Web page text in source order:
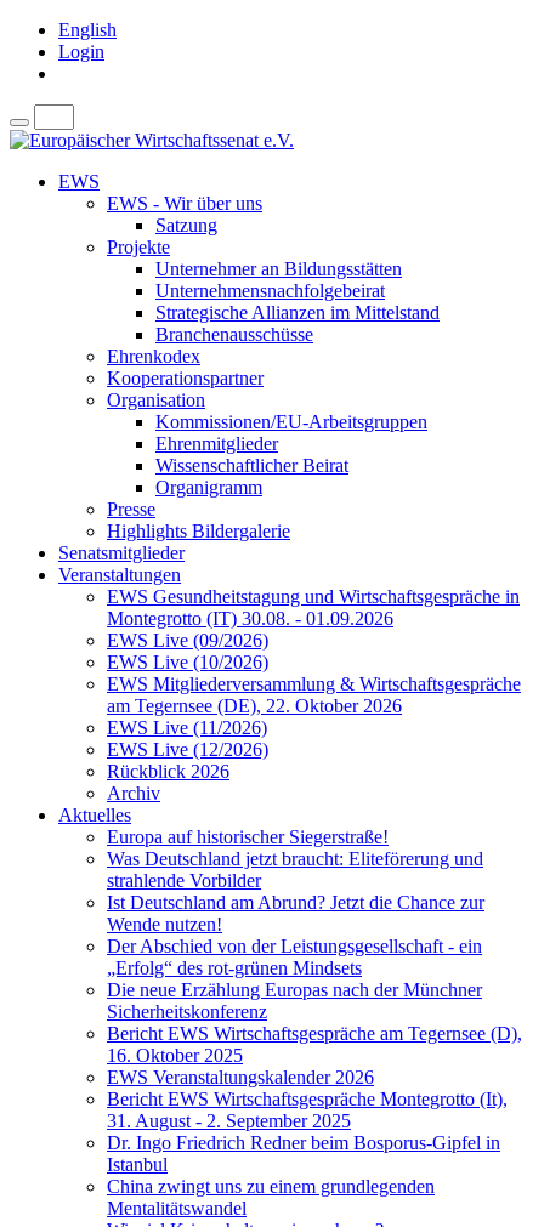
English
Login
EWS
EWS - Wir über uns
Satzung
Projekte
Unternehmer an Bildungsstätten
Unternehmensnachfolgebeirat
Strategische Allianzen im Mittelstand
Branchenausschüsse
Ehrenkodex
Kooperationspartner
Organisation
Kommissionen/EU-Arbeitsgruppen
Ehrenmitglieder
Wissenschaftlicher Beirat
Organigramm
Presse
Highlights Bildergalerie
Senatsmitglieder
Veranstaltungen
EWS Gesundheitstagung und Wirtschaftsgespräche in
Montegrotto (IT) 30.08. - 01.09.2026
EWS Live (09/2026)
EWS Live (10/2026)
EWS Mitgliederversammlung & Wirtschaftsgespräche
am Tegernsee (DE), 22. Oktober 2026
EWS Live (11/2026)
EWS Live (12/2026)
Rückblick 2026
Archiv
Aktuelles
Europa auf historischer Siegerstraße!
Was Deutschland jetzt braucht: Eliteförerung und
strahlende Vorbilder
Ist Deutschland am Abrund? Jetzt die Chance zur
Wende nutzen!
Der Abschied von der Leistungsgesellschaft - ein
„Erfolg“ des rot-grünen Mindsets
Die neue Erzählung Europas nach der Münchner
Sicherheitskonferenz
Bericht EWS Wirtschaftsgespräche am Tegernsee (D),
16. Oktober 2025
EWS Veranstaltungskalender 2026
Bericht EWS Wirtschaftsgespräche Montegrotto (It),
31. August - 2. September 2025
Dr. Ingo Friedrich Redner beim Bosporus-Gipfel in
Istanbul
China zwingt uns zu einem grundlegenden
Mentalitätswandel